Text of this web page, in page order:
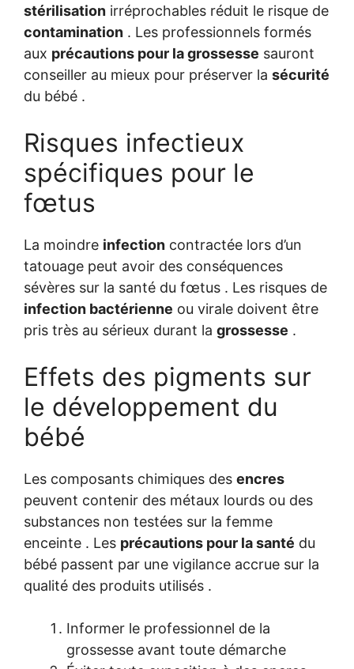
stérilisation irréprochables réduit le risque de
contamination . Les professionnels formés
aux précautions pour la grossesse sauront
conseiller au mieux pour préserver la sécurité
du bébé .
Risques infectieux
spécifiques pour le
fœtus
La moindre infection contractée lors d’un
tatouage peut avoir des conséquences
sévères sur la santé du fœtus . Les risques de
infection bactérienne ou virale doivent être
pris très au sérieux durant la grossesse .
Effets des pigments sur
le développement du
bébé
Les composants chimiques des encres
peuvent contenir des métaux lourds ou des
substances non testées sur la femme
enceinte . Les précautions pour la santé du
bébé passent par une vigilance accrue sur la
qualité des produits utilisés .
Informer le professionnel de la
grossesse avant toute démarche